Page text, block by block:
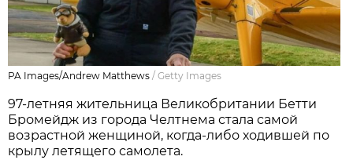
PA Images/Andrew Matthews /Getty Images
97-летняя жительница Великобритании Бетти
Бромейдж из города Челтнема стала самой
возрастной женщиной, когда-либо ходившей по
крылу летящего самолета.